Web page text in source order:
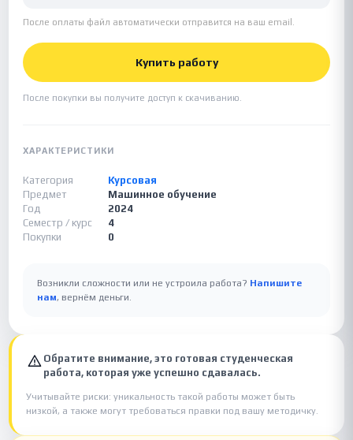
После оплаты файл автоматически отправится на ваш email.
Купить работу
После покупки вы получите доступ к скачиванию.
ХАРАКТЕРИСТИКИ
Категория
Курсовая
Предмет
Машинное обучение
Год
2024
Семестр / курс
4
Покупки
0
Возникли сложности или не устроила работа? Напишите
нам, вернём деньги.
Обратите внимание, это готовая студенческая
работа, которая уже успешно сдавалась.
Учитывайте риски: уникальность такой работы может быть
низкой, а также могут требоваться правки под вашу методичку.